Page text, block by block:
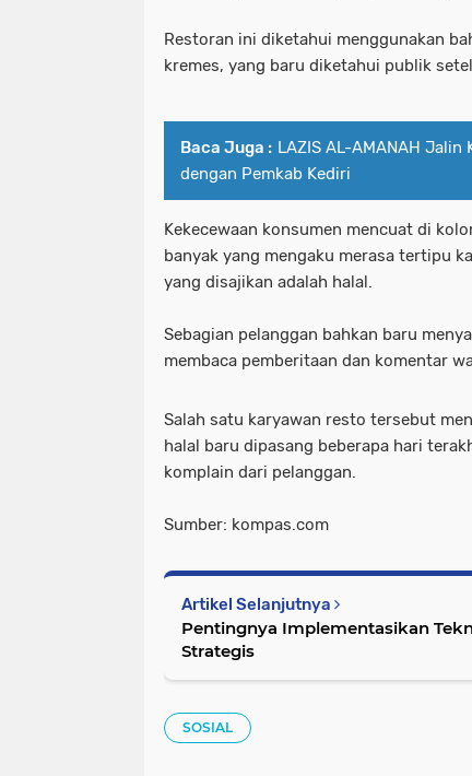
Restoran ini diketahui menggunakan
kremes, yang baru diketahui publik
Baca Juga : LAZIS AL-AMANAH Jalin
dengan Pemkab Kediri
Kekecewaan konsumen mencuat di
banyak yang mengaku merasa tertipu
yang disajikan adalah halal.
Sebagian pelanggan bahkan baru
membaca pemberitaan dan komentar
Salah satu karyawan resto tersebut
halal baru dipasang beberapa hari
komplain dari pelanggan.
Sumber: kompas.com
Artikel Selanjutnya
Pentingnya Implementasikan
Strategis
SOSIAL